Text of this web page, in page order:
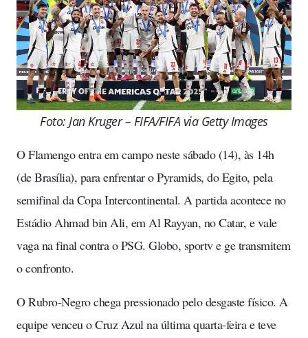
Foto: Jan Kruger – FIFA/FIFA via Getty Images
O Flamengo entra em campo neste sábado (14), às 14h
(de Brasília), para enfrentar o Pyramids, do Egito, pela
semifinal da Copa Intercontinental. A partida acontece no
Estádio Ahmad bin Ali, em Al Rayyan, no Catar, e vale
vaga na final contra o PSG. Globo, sportv e ge transmitem
o confronto.
O Rubro-Negro chega pressionado pelo desgaste físico. A
equipe venceu o Cruz Azul na última quarta-feira e teve